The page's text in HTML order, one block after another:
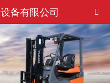
备有限公司